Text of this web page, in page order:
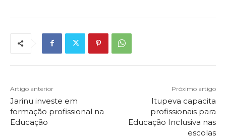
Artigo anterior
Jarinu investe em
formação profissional na
Educação
Próximo artigo
Itupeva capacita
profissionais para
Educação Inclusiva nas
escolas